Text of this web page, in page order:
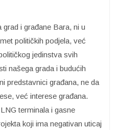
i građane Bara, ni u
političkih podjela, već
jedinstva svih
našega grada i budućih
predstavnici građana, ne da
već interese građana.
terminala i gasne
koji ima negativan uticaj